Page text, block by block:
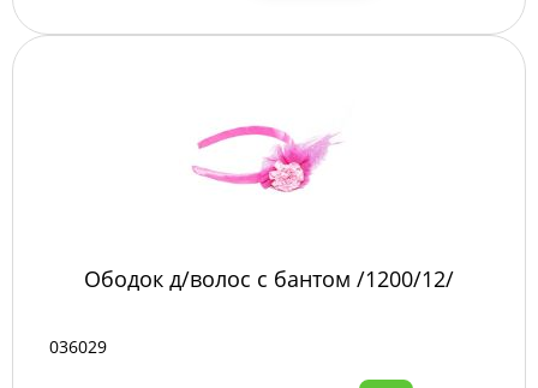
Ободок д/волос с бантом /1200/12/
036029